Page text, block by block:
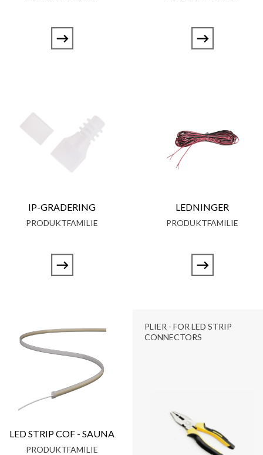
IP-GRADERING
PRODUKTFAMILIE
LEDNINGER
PRODUKTFAMILIE
LED STRIP COF - SAUNA
PRODUKTFAMILIE
PLIER - FOR LED STRIP
CONNECTORS